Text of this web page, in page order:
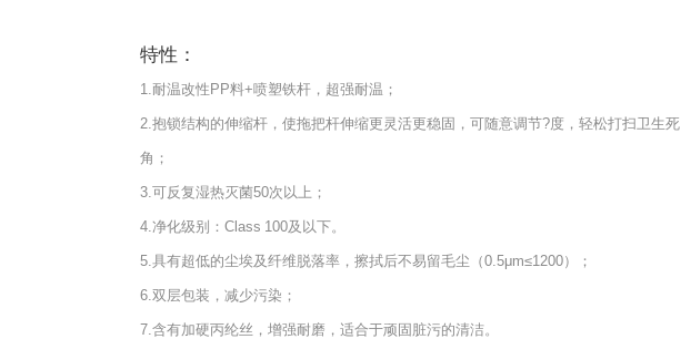
特性：
1.耐温改性PP料+喷塑铁杆，超强耐温；
2.抱锁结构的伸缩杆，使拖把杆伸缩更灵活更稳固，可随意调节?度，轻松打扫卫生死
角；
3.可反复湿热灭菌50次以上；
4.净化级别：Class 100及以下。
5.具有超低的尘埃及纤维脱落率，擦拭后不易留毛尘（0.5μm≤1200）；
6.双层包装，减少污染；
7.含有加硬丙纶丝，增强耐磨，适合于顽固脏污的清洁。